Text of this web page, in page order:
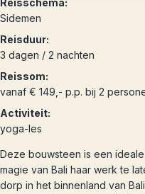
Reisschema:
Sidemen
Reisduur:
3 dagen / 2 nachten
Reissom:
vanaf € 149,- p.p. bij 2
Activiteit:
yoga-les
Deze bouwsteen is een
magie van Bali haar werk te
dorp in het binnenland van